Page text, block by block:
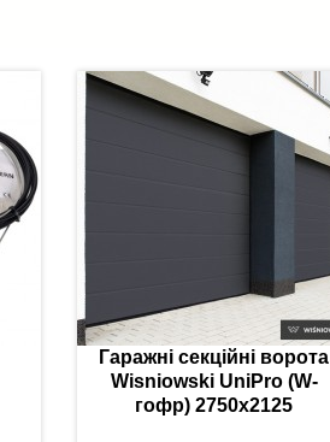
Гаражні секційні ворота
Wisniowski UniPro (W-
гофр) 2750x2125